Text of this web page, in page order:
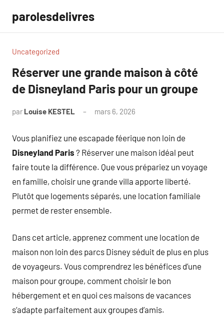
contenu
parolesdelivres
Uncategorized
Réserver une grande maison à côté
de Disneyland Paris pour un groupe
par Louise KESTEL mars 6, 2026
Vous planifiez une escapade féerique non loin de
Disneyland Paris ? Réserver une maison idéal peut
faire toute la différence. Que vous prépariez un voyage
en famille, choisir une grande villa apporte liberté.
Plutôt que logements séparés, une location familiale
permet de rester ensemble.
Dans cet article, apprenez comment une location de
maison non loin des parcs Disney séduit de plus en plus
de voyageurs. Vous comprendrez les bénéfices d’une
maison pour groupe, comment choisir le bon
hébergement et en quoi ces maisons de vacances
s’adapte parfaitement aux groupes d’amis.